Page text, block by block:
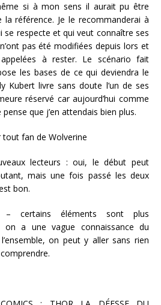
si à mon sens il aurait pu être
référence. Je le recommanderai à
se respecte et qui veut connaître ses
pas été modifiées depuis lors et
à rester. Le scénario fait
les bases de ce qui deviendra le
Kubert livre sans doute l’un de ses
réservé car aujourd’hui comme
que j’en attendais bien plus.
tout fan de Wolverine
lecteurs : oui, le début peut
mais une fois passé les deux
bon.
certains éléments sont plus
on a une vague connaissance du
on peut y aller sans rien